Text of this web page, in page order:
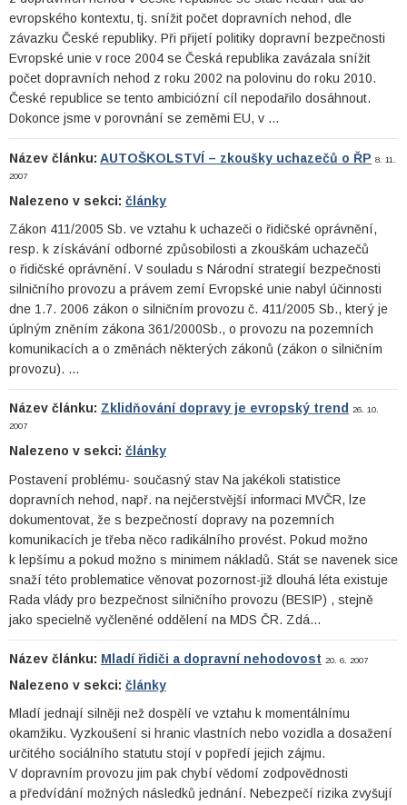
evropského kontextu, tj. snížit počet dopravních nehod, dle
závazku České republiky. Při přijetí politiky dopravní bezpečnosti
Evropské unie v roce 2004 se Česká republika zavázala snížit
počet dopravních nehod z roku 2002 na polovinu do roku 2010.
České republice se tento ambiciózní cíl nepodařilo dosáhnout.
Dokonce jsme v porovnání se zeměmi EU, v …
Název článku: AUTOŠKOLSTVÍ – zkoušky uchazečů o ŘP 8. 11.
2007
Nalezeno v sekci: články
Zákon 411/2005 Sb. ve vztahu k uchazeči o řidičské oprávnění,
resp. k získávání odborné způsobilosti a zkouškám uchazečů
o řidičské oprávnění. V souladu s Národní strategií bezpečnosti
silničního provozu a právem zemí Evropské unie nabyl účinnosti
dne 1.7. 2006 zákon o silničním provozu č. 411/2005 Sb., který je
úplným zněním zákona 361/2000Sb., o provozu na pozemních
komunikacích a o změnách některých zákonů (zákon o silničním
provozu). …
Název článku: Zklidňování dopravy je evropský trend
26. 10.
2007
Nalezeno v sekci: články
Postavení problému- současný stav Na jakékoli statistice
dopravních nehod, např. na nejčerstvější informaci MVČR, lze
dokumentovat, že s bezpečností dopravy na pozemních
komunikacích je třeba něco radikálního provést. Pokud možno
k lepšímu a pokud možno s minimem nákladů. Stát se navenek sice
snaží této problematice věnovat pozornost-již dlouhá léta existuje
Rada vlády pro bezpečnost silničního provozu (BESIP) , stejně
jako specielně vyčleněné oddělení na MDS ČR. Zdá…
Název článku: Mladí řidiči a dopravní nehodovost 20. 6. 2007
Nalezeno v sekci: články
Mladí jednají silněji než dospělí ve vztahu k momentálnímu
okamžiku. Vyzkoušení si hranic vlastních nebo vozidla a dosažení
určitého sociálního statutu stojí v popředí jejich zájmu.
V dopravním provozu jim pak chybí vědomí zodpovědnosti
a předvídání možných následků jednání. Nebezpečí rizika zvyšují